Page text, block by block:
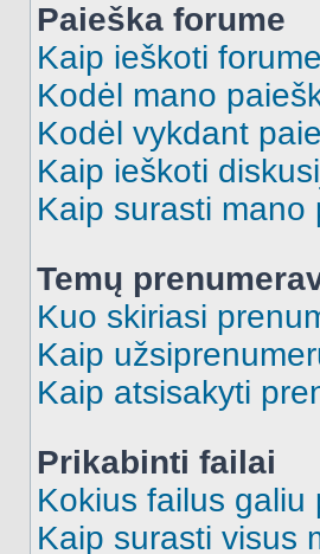
Paieška forume
Kaip ieškoti
Kodėl mano
Kodėl vykdant
Kaip ieškoti
Kaip surasti mano
Temų
Kuo skiriasi
Kaip
Kaip atsisakyti
Prikabinti failai
Kokius failus galiu
Kaip surasti visus